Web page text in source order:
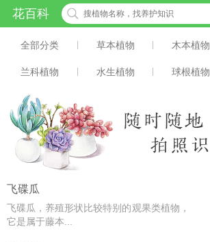
花百科
全部分类 草本植物 木本植物
兰科植物 水生植物 球根植物
飞碟瓜
飞碟瓜，养殖形状比较特别的观果类植物，
它是属于藤本...